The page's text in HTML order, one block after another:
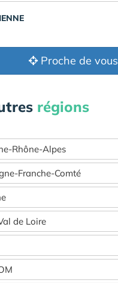
Proche de vous
régions
Rhône-Alpes
Franche-Comté
de Loire